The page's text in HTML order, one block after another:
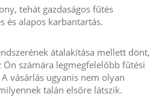
tehát gazdaságos fűtés
és alapos karbantartás.
átalakítása mellett dönt,
Ön számára legmegfelelőbb fűtési
vásárlás ugyanis nem olyan
talán elsőre látszik.